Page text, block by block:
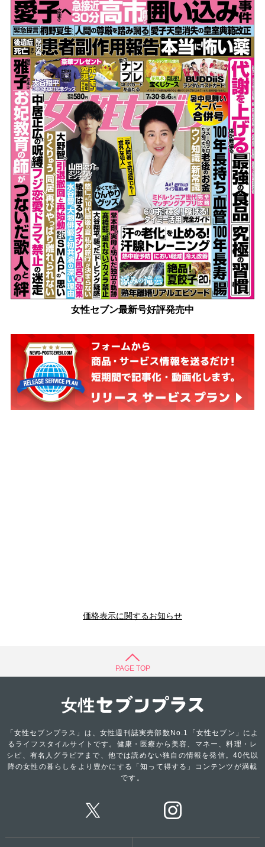
女性セブン最新号好評発売中
価格表示に関するお知らせ
PAGE TOP
「女性セブンプラス」は、女性週刊誌実売部数No.1「女性セブン」によ
るライフスタイルサイトです。健康・医療から美容、マネー、料理・レ
シピ、有名人グラビアまで、他では読めない独自の情報を発信。40代以
降の女性の暮らしをより豊かにする「知って得する」コンテンツが満載
です。